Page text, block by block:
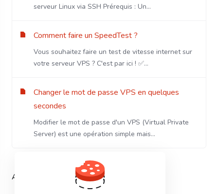
Assistance
serveur Linux via SSH Prérequis : Un...
Comment faire un SpeedTest ?
Vous souhaitez faire un test de vitesse internet sur
votre serveur VPS ? C'est par ici ! ✅...
Changer le mot de passe VPS en quelques
secondes
Modifier le mot de passe d'un VPS (Virtual Private
Server) est une opération simple mais...